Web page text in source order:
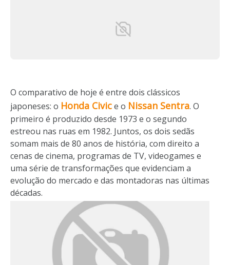
O comparativo de hoje é entre dois clássicos
japoneses: o Honda Civice o Nissan Sentra. O
primeiro é produzido desde 1973 e o segundo
estreou nas ruas em 1982. Juntos, os dois sedãs
somam mais de 80 anos de história, com direito a
cenas de cinema, programas de TV, videogames e
uma série de transformações que evidenciam a
evolução do mercado e das montadoras nas últimas
décadas.